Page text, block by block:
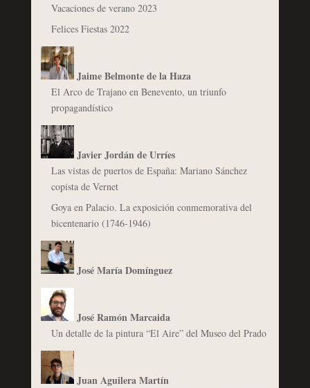
Vacaciones de verano 2023
Felices Fiestas 2022
Jaime Belmonte de la Haza
El Arco de Trajano en Benevento, un triunfo
propagandístico
Javier Jordán de Urríes
Las vistas de puertos de España: Mariano Sánchez
copista de Vernet
Goya en Palacio. La exposición conmemorativa del
bicentenario (1746-1946)
José María Domínguez
José Ramón Marcaida
Un detalle de la pintura “El Aire” del Museo del Prado
Juan Aguilera Martín